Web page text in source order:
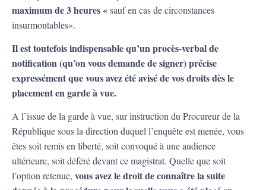
maximum de 3 heures«sauf en cas de circonstances
insurmontables».
Il est toutefois indispensable qu’un procès-verbal de
notification (qu’on vous demande de signer) précise
expressément que vous avez été avisé de vos droits dès le
placement en garde à vue.
A l’issue de la garde à vue, sur instruction du Procureur de la
République sous la direction duquel l’enquête est menée, vous
êtes soit remis en liberté, soit convoqué à une audience
ultérieure, soit déféré devant ce magistrat. Quelle que soit
l’option retenue, vous avez le droit de connaître la suite